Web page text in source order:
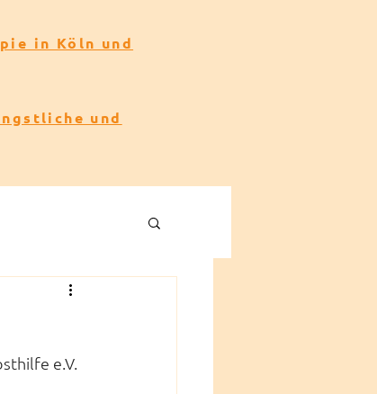
in Köln und
und
e.V.